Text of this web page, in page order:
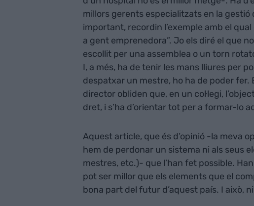
millors gerents especialitzats en la gestió
important, recordin l’exemple amb el
a gent emprenedora”. Jo els diré el que
escollit per una assemblea o un torn
I, a més, ha de tenir les mans lliures per
despatxar un mestre, ho ha de poder
director obliden que, en un col·legi,
dret, i s’ha d’orientar tot per a formar-lo
Aquest article, que és d’opinió -la meva
hem de perdonar un sistema ni als seus
mestres, etc.)- que l’han fet possible.
pot ser millor que els elements que el
bona part del futur d’aquest país. I això,